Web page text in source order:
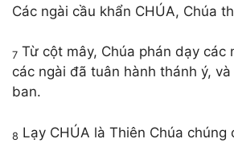
Các ngài cầu khẩn CHÚA, Chúa
7 Từ cột mây, Chúa phán dạy các
các ngài đã tuân hành thánh ý,
ban.
8 Lạy CHÚA là Thiên Chúa chúng